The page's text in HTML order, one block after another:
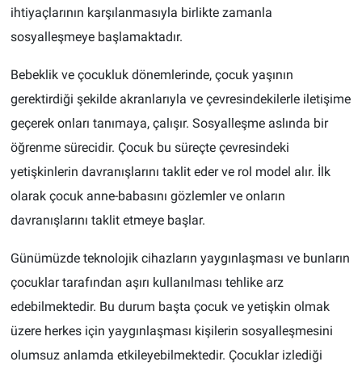
ihtiyaçlarının karşılanmasıyla birlikte zamanla
sosyalleşmeye başlamaktadır.
Bebeklik ve çocukluk dönemlerinde, çocuk yaşının
gerektirdiği şekilde akranlarıyla ve çevresindekilerle iletişime
geçerek onları tanımaya, çalışır. Sosyalleşme aslında bir
öğrenme sürecidir. Çocuk bu süreçte çevresindeki
yetişkinlerin davranışlarını taklit eder ve rol model alır. İlk
olarak çocuk anne-babasını gözlemler ve onların
davranışlarını taklit etmeye başlar.
Günümüzde teknolojik cihazların yaygınlaşması ve bunların
çocuklar tarafından aşırı kullanılması tehlike arz
edebilmektedir. Bu durum başta çocuk ve yetişkin olmak
üzere herkes için yaygınlaşması kişilerin sosyalleşmesini
olumsuz anlamda etkileyebilmektedir. Çocuklar izlediği